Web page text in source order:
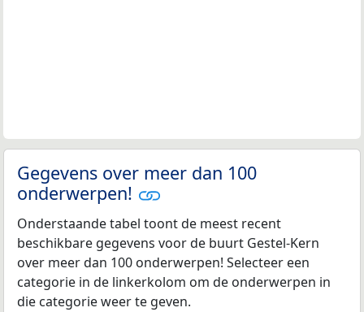
Gegevens over meer dan 100
onderwerpen!
Onderstaande tabel toont de meest recent
beschikbare gegevens voor de buurt Gestel-Kern
over meer dan 100 onderwerpen! Selecteer een
categorie in de linkerkolom om de onderwerpen in
die categorie weer te geven.